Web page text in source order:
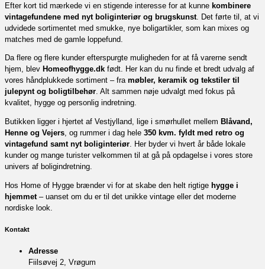
Efter kort tid mærkede vi en stigende interesse for at kunne kombinere
vintagefundene med nyt boliginteriør og brugskunst . Det førte til, at vi
udvidede sortimentet med smukke, nye boligartikler, som kan mixes og
matches med de gamle loppefund.
Da flere og flere kunder efterspurgte muligheden for at få varerne sendt
hjem, blev Homeofhygge.dk født. Her kan du nu finde et bredt udvalg af
vores håndplukkede sortiment – fra møbler, keramik og tekstiler til
julepynt og boligtilbehør. Alt sammen nøje udvalgt med fokus på
kvalitet, hygge og personlig indretning.
Butikken ligger i hjertet af Vestjylland, lige i smørhullet mellem Blåvand,
Henne og Vejers, og rummer i dag hele 350 kvm. fyldt med retro og
vintagefund samt nyt boliginteriør. Her byder vi hvert år både lokale
kunder og mange turister velkommen til at gå på opdagelse i vores store
univers af boligindretning.
Hos Home of Hygge brænder vi for at skabe den helt rigtige hygge i
hjemmet – uanset om du er til det unikke vintage eller det moderne
nordiske look.
Kontakt
Adresse
Fiilsøvej 2, Vrøgum